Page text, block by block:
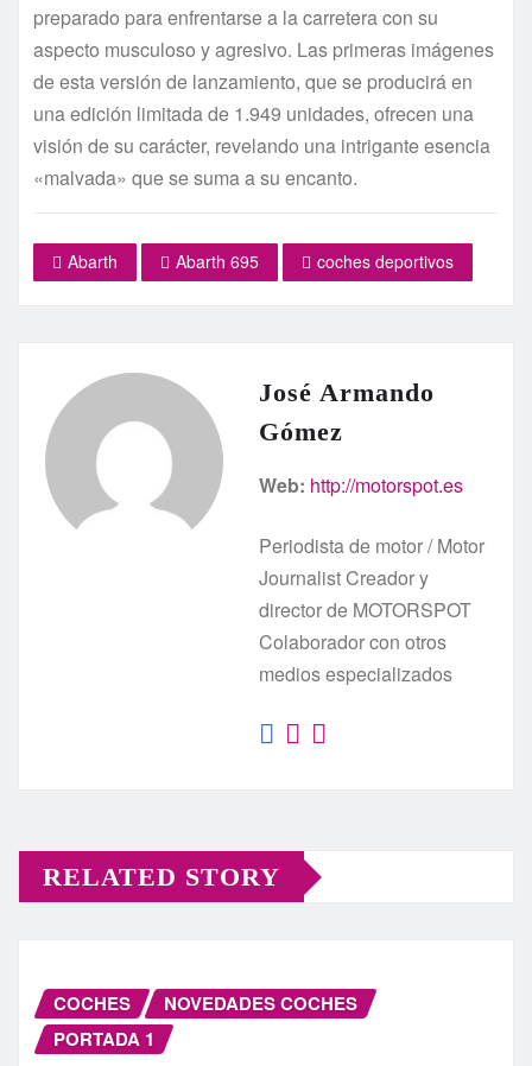
preparado para enfrentarse a la carretera con su
aspecto musculoso y agresivo. Las primeras imágenes
de esta versión de lanzamiento, que se producirá en
una edición limitada de 1.949 unidades, ofrecen una
visión de su carácter, revelando una intrigante esencia
«malvada» que se suma a su encanto.
Abarth Abarth 695 coches deportivos
José Armando
Gómez
Web: http://motorspot.es
Periodista de motor / Motor
Journalist Creador y
director de MOTORSPOT
Colaborador con otros
medios especializados
RELATED STORY
COCHES
NOVEDADES COCHES
PORTADA 1